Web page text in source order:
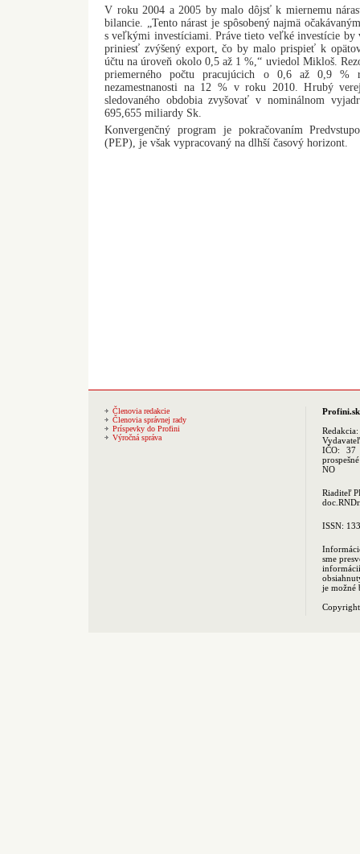
V roku 2004 a 2005 by malo dôjsť k miernemu
bilancie. „Tento nárast je spôsobený najmä
s veľkými investíciami. Práve tieto veľké investície by
priniesť zvýšený export, čo by malo prispieť k
účtu na úroveň okolo 0,5 až 1 %,“ uviedol Mikloš.
priemerného počtu pracujúcich o 0,6 až 0,9 %
nezamestnanosti na 12 % v roku 2010. Hrubý
sledovaného obdobia zvyšovať v nominálnom
695,655 miliardy Sk.
Konvergenčný program je pokračovaním
(PEP), je však vypracovaný na dlhší časový horizont.
Členovia redakcie
Členovia správnej rady
Príspevky do Profini
Výročná správa
Profini.sk
Redakcia:
IČO: 37
NO
Riaditeľ
ISSN:
sme
je možné